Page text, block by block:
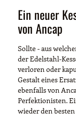
Ein neuer
von Ancap
Sollte - aus
der Edelstahl-
verloren oder
Gestalt eines
ebenfalls von
Perfektionisten.
wieder den